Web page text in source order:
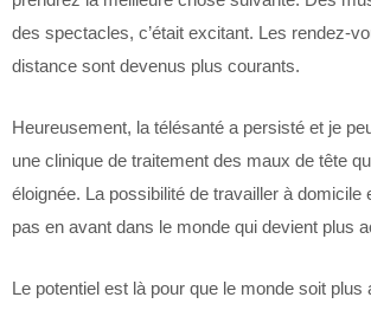
des spectacles, c’était excitant. Les rendez-
distance sont devenus plus courants.
Heureusement, la télésanté a persisté et je
une clinique de traitement des maux de tête
éloignée. La possibilité de travailler à domicile
pas en avant dans le monde qui devient plus
Le potentiel est là pour que le monde soit